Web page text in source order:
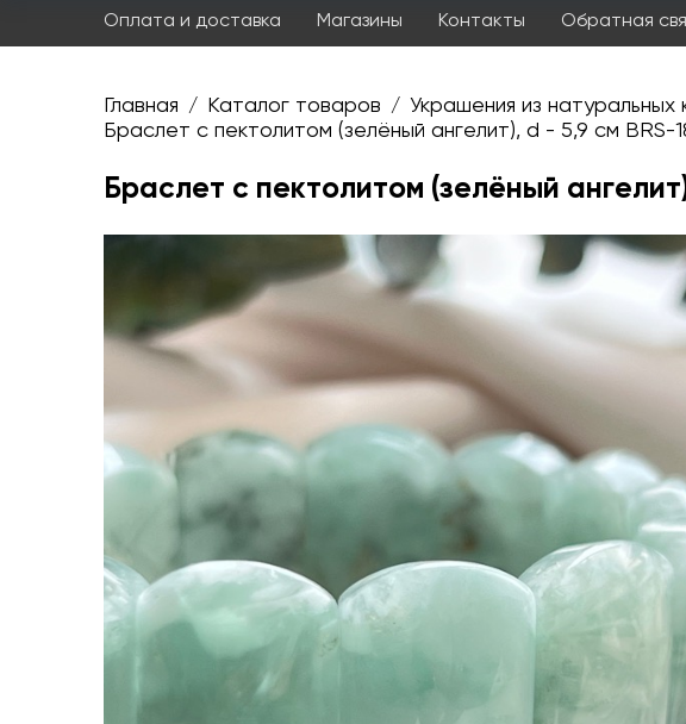
Оплата и доставка Магазины Контакты Обратная
Главная / Каталог товаров / Украшения из натуральных
Браслет с пектолитом (зелёный ангелит), d - 5,9 см BRS-
Браслет с пектолитом (зелёный